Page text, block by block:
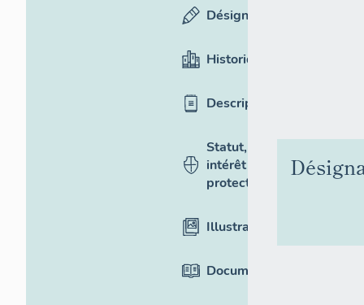
Désignation
Historique
Description
Statut,
intérêt et
protection
Illustrations
Documentation